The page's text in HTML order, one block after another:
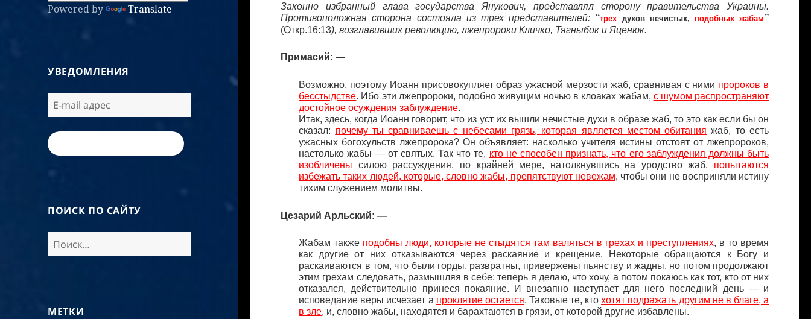
Powered by Translate
УВЕДОМЛЕНИЯ
ПОИСК ПО САЙТУ
МЕТКИ
Законно избранный глава государства Янукович, представлял сторону правительства Украины.
Противоположная сторона состояла из трех представителей: “трех духов нечистых, подобных жабам”
(Откр.16:13), возглавивших революцию, лжепророки Кличко, Тягныбок и Яценюк.
Примасий: —
Возможно, поэтому Иоанн присовокупляет образ ужасной мерзости жаб, сравнивая с ними пророков в
бесстыдстве. Ибо эти лжепророки, подобно живущим ночью в клоаках жабам, с шумом распространяют
достойное осуждения заблуждение.
Итак, здесь, когда Иоанн говорит, что из уст их вышли нечистые духи в образе жаб, то это как если бы он
сказал: почему ты сравниваешь с небесами грязь, которая является местом обитания жаб, то есть
ужасных богохульств лжепророка? Он объявляет: насколько учителя истины отстоят от лжепророков,
настолько жабы — от святых. Так что те, кто не способен признать, что его заблуждения должны быть
изобличены силою рассуждения, по крайней мере, натолкнувшись на уродство жаб, попытаются
избежать таких людей, которые, словно жабы, препятствуют невежам, чтобы они не восприняли истину
тихим служением молитвы.
Цезарий Арльский: —
Жабам также подобны люди, которые не стыдятся там валяться в грехах и преступлениях, в то время
как другие от них отказываются через раскаяние и крещение. Некоторые обращаются к Богу и
раскаиваются в том, что были горды, развратны, привержены пьянству и жадны, но потом продолжают
этим грехам следовать, размышляя в себе: теперь я делаю, что хочу, а потом покаюсь как тот, кто от них
отказался, действительно принеся покаяние. И внезапно наступает для него последний день — и
исповедание веры исчезает а проклятие остается. Таковые те, ктохотят подражать другим не в благе, а
в зле, и, словно жабы, находятся и барахтаются в грязи, от которой другие избавлены.